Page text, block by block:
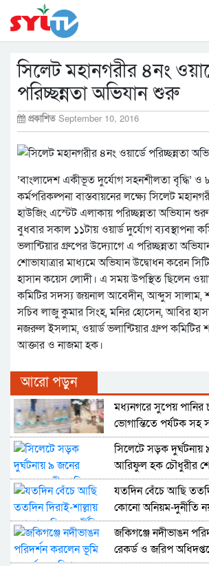
সিলেট মহানগরীর ৪নং
পরিচ্ছন্নতা অভিযান শুরু
প্রকাশিত September 10, 2016
‘বাংলাদেশ একীভূত দুর্যোগ সহনশীলতা বৃদ্ধি’
কর্মপরিকল্পনা বাস্তবায়নের লক্ষ্যে সিলেট
হাউজিং এস্টেট এলাকায় পরিচ্ছন্নতা অভিযান
বুধবার সকাল ১১টায় ওয়ার্ড দুর্যোগ ব্যবস্থাপনা
ভলান্টিয়ার গ্রুপের উদ্যোগে এ পরিচ্ছন্নতা
শোভাযাত্রার মাধ্যমে অভিযান উদ্বোধন করেন
হাসান কয়েস লোদী। এ সময় উপস্থিত ছিলেন
কমিটির সদস্য জয়নাল আবেদীন, আব্দুস সালাম,
সচিব লাজু কুমার সিংহ, মনির হোসেন, আবির
নজরুল ইসলাম, ওয়ার্ড ভলান্টিয়ার গ্রুপ কমিটির
আক্তার ও নাজমা হক।
আরো পড়ুন
মধ্যনগরে সুপেয়
ভোগান্তিতে পর্যটক সহ
সিলেটে সড়ক দুর্ঘটনায়
আরিফুল হক চৌধুরীর
যতদিন বেঁচে আছি
কোনো অনিয়ম-দুর্নীতি
জকিগঞ্জে নদীভাঙন
রেকর্ড ও জরিপ